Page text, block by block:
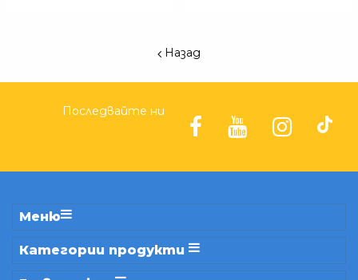
Назад
Последвайте ни
Меню
Категории продукти